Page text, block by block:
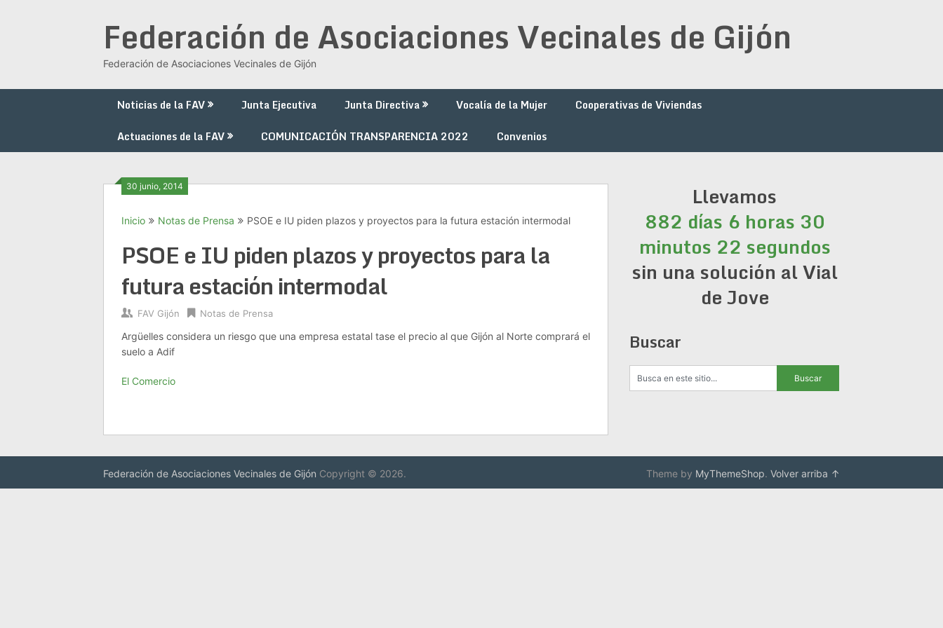
Federación de Asociaciones Vecinales de Gijón
Federación de Asociaciones Vecinales de Gijón
Noticias de la FAV Junta Ejecutiva Junta Directiva Vocalía de la Mujer
Cooperativas de Viviendas
Actuaciones de la FAV
COMUNICACIÓN TRANSPARENCIA 2022 Convenios
30 junio, 2014
Inicio Notas de Prensa PSOE e IU piden plazos y proyectos para la futura estación intermodal
PSOE e IU piden plazos y proyectos para la
futura estación intermodal
FAV Gijón Notas de Prensa
Argüelles considera un riesgo que una empresa estatal tase el precio al que Gijón al Norte comprará el
suelo a Adif
El Comercio
Llevamos
882 días 6 horas 30
minutos 22 segundos
sin una solución al Vial
de Jove
Buscar
Federación de Asociaciones Vecinales de Gijón Copyright © 2026. Theme by MyThemeShop. Volver arriba ↑